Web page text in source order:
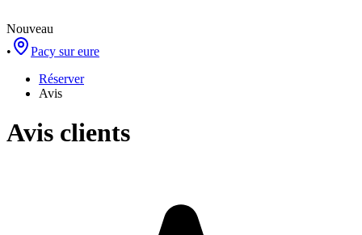
Nouveau
•
Pacy sur eure
Réserver
Avis
Avis clients